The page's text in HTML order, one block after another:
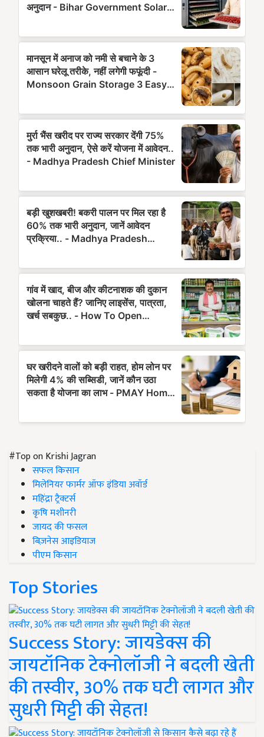
#Top on Krishi Jagran
सफल किसान
मिलेनियर फार्मर ऑफ इंडिया अवॉर्ड
महिंद्रा ट्रैक्टर्स
कृषि मशीनरी
जायद की फसल
बिज़नेस आइडियाज
पीएम किसान
Top Stories
Success Story: जायडेक्स की
जायटॉनिक टेक्नोलॉजी ने बदली खेती
की तस्वीर, 30% तक घटी लागत और
सुधरी मिट्टी की सेहत!